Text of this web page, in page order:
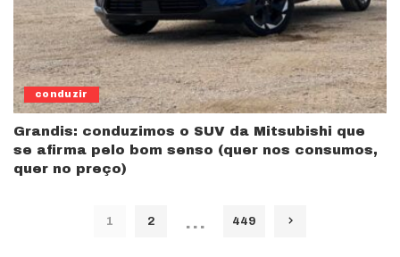
conduzir
Grandis: conduzimos o SUV da Mitsubishi que
se afirma pelo bom senso (quer nos consumos,
quer no preço)
1 2 … 449